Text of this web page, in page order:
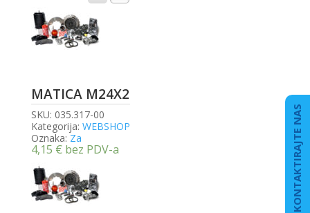
MATICA M24X2
SKU: 035.317-00
Kategorija: WEBSHOP
Oznaka: Za
4,15 € bez PDV-a KONTAKTIRAJTE NAS